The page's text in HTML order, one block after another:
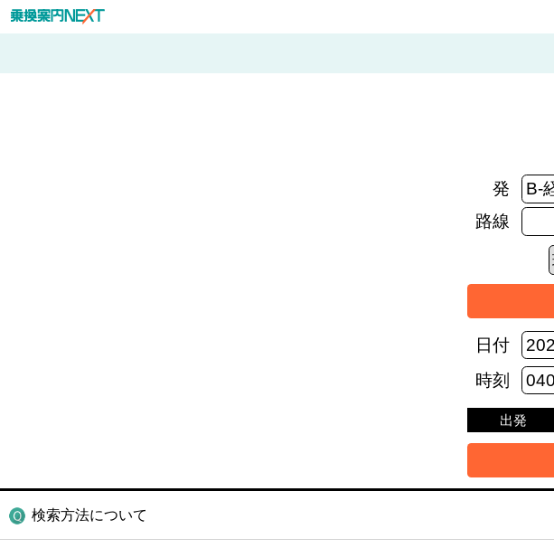
発
路線
日付
時刻
出発
検索方法について